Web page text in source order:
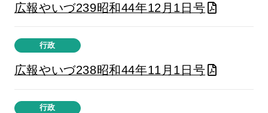
広報やいづ239昭和44年12月1日号
行政
広報やいづ238昭和44年11月1日号
行政